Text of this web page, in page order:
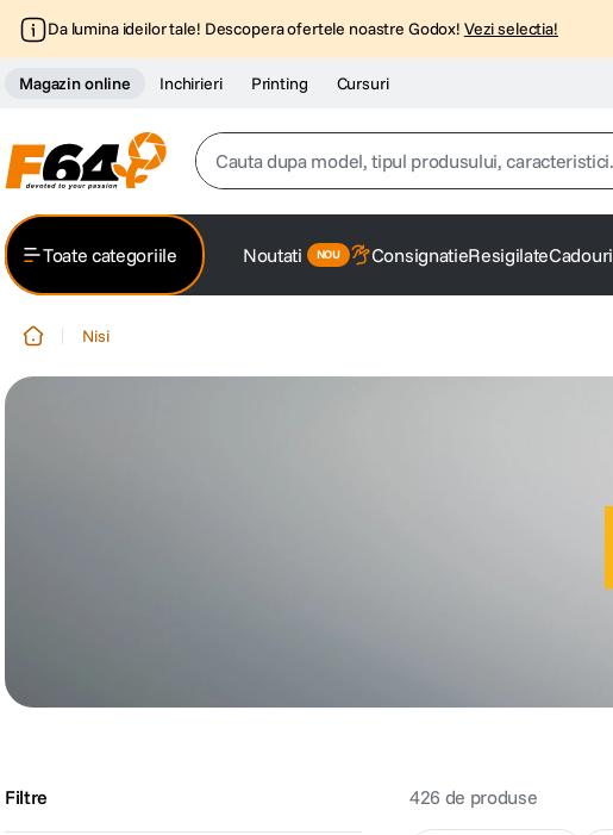
Da lumina ideilor tale! Descopera ofertele noastre Godox! Vezi selectia!
Magazin online Inchirieri Printing Cursuri
Cauta dupa model, tipul produsului, caracteristici...
Toate categoriile Noutati ConsignatieResigilateCadouri
Nisi
Filtre 426 de produse